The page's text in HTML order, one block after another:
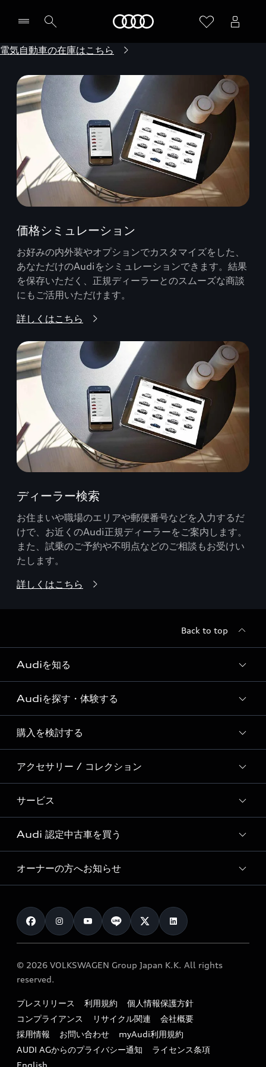
電気自動車の在庫はこちら
価格シミュレーション
お好みの内外装やオプションでカスタマイズをした、
あなただけのAudiをシミュレーションできます。結果
を保存いただく、正規ディーラーとのスムーズな商談
にもご活用いただけます。
詳しくはこちら
ディーラー検索
お住まいや職場のエリアや郵便番号などを入力するだ
けで、お近くのAudi正規ディーラーをご案内します。
また、試乗のご予約や不明点などのご相談もお受けい
たします。
詳しくはこちら
Back to top
Audiを知る
Audi ブランド
Story of Progress
Audi Sport
Formula 1®
デジタルサービス
Audiを探す・体験する
ディーラー検索
新車在庫検索
試乗車・展示車検索
見積り依頼
試乗予約
購入を検討する
モデル一覧
特別仕様モデル / 限定モデル
e-tronラインアップ
価格シミュレーション
車両比較
カタログ一覧
アクセサリー / コレクション
純正アクセサリー
オンラインショップ
Audi collection
アウディナビアプリ
サービス
サービス入庫予約
サービスプログラム
メンテナンス
車検 / 定期点検
e-tronアフターサポート
myAudi
Audi 認定中古車を買う
Audi認定中古車
クオリティ
保証
メンテナンス
ファイナンス
キャンペーン / イベント
買取査定
オーナーの方へお知らせ
お知らせ
オーナー様向けキャンペーン
特定整備適用車一覧
リサイクル法
よくある質問（FAQ）
© 2026 VOLKSWAGEN Group Japan K.K. All rights
reserved.
プレスリリース 利用規約
個人情報保護方針
コンプライアンス
リサイクル関連
会社概要
採用情報
お問い合わせ
myAudi利用規約
AUDI AGからのプライバシー通知
ライセンス条項
English